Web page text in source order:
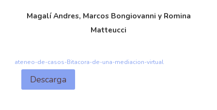
Magalí Andres, Marcos Bongiovanni y Romina
Matteucci
ateneo-de-casos-Bitacora-de-una-mediacion-virtual
Descarga